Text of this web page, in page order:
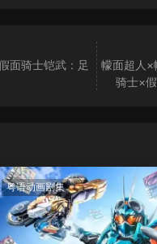
面骑士铠武：足
幪面超人×
骑士×
粤语动画剧集